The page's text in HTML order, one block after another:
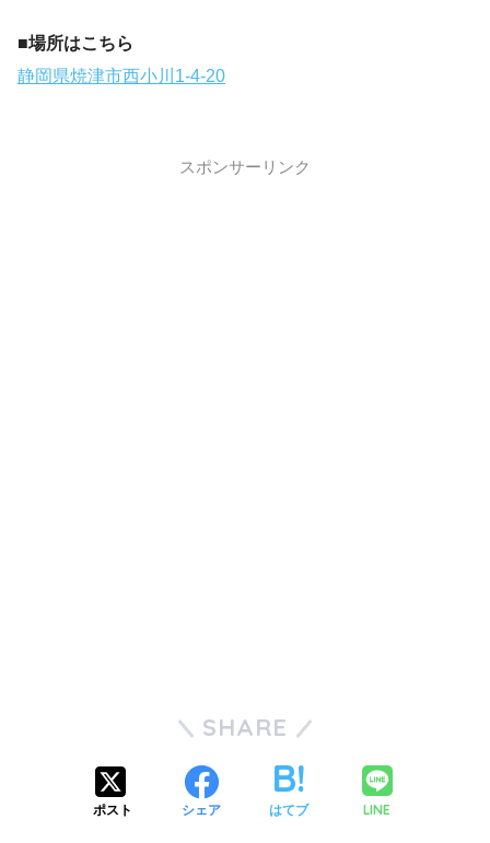
■場所はこちら
静岡県焼津市西小川1-4-20
スポンサーリンク
SHARE
ポスト シェア はてブ LINE